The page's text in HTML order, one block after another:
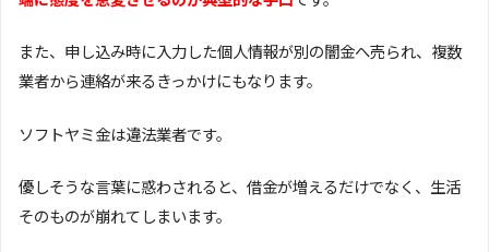
また、申し込み時に入力した個人情報が別の闇金へ売られ、複数
業者から連絡が来るきっかけにもなります。
ソフトヤミ金は違法業者です。
優しそうな言葉に惑わされると、借金が増えるだけでなく、生活
そのものが崩れてしまいます。